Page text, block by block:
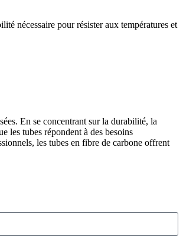
nécessaire pour résister aux températures et
En se concentrant sur la durabilité, la
les tubes répondent à des besoins
les tubes en fibre de carbone offrent